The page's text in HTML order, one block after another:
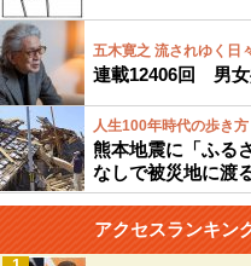
五木寛之 流されゆく日
連載12406回 男
人生100年時代の歩き方
熊本地震に「ふる
なしで被災地に渡
アクセスランキン